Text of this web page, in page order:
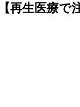
生医療で